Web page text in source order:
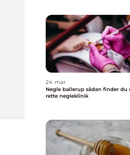
24. mar
Negle ballerup sådan finder du den
rette negleklinik